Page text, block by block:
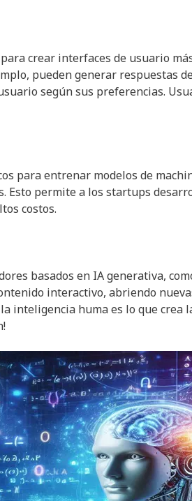
crear interfaces de usuario
pueden generar respuestas
según sus preferencias.
para entrenar modelos de
Esto permite a los startups
costos.
basados en IA generativa,
interactivo, abriendo
inteligencia huma es lo que crea